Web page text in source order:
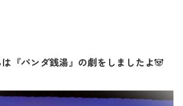
は『パンダ銭湯』の劇をしましたよ🐼